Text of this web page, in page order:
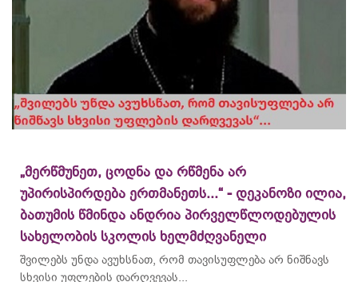
„მერწმუნეთ, ცოდნა და რწმენა არ
უპირისპირდება ერთმანეთს...“ - დეკანოზი ილია,
ბათუმის წმინდა ანდრია პირველწლოდებულის
სახელობის სკოლის ხელმძღვანელი
შვილებს უნდა ავუხსნათ, რომ თავისუფლება არ ნიშნავს
სხვისი უფლების დარღვევას...